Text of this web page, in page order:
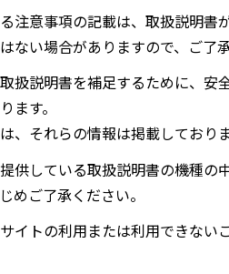
注意事項の記載は、取扱説明書
ない場合がありますので、ご了
扱説明書を補足するために、
ます。
、それらの情報は掲載しており
供している取扱説明書の機種
めご了承ください。
イトの利用または利用できない